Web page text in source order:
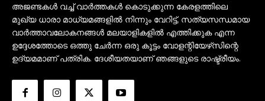
അജണ്ടകൾ വച്ച് വാർത്തകൾ കൊടുക്കുന്ന കേരളത്തിലെ
മുഖ്യ ധാരാ മാധ്യമങ്ങളിൽ നിന്നും വേറിട്ട്, സത്യസന്ധമായ
വാർത്താവലോകനങ്ങൾ മലയാളികളിൽ എത്തിക്കുക എന്ന
ഉദ്ദേശത്തോടെ ഒത്തു ചേർന്ന ഒരു കൂട്ടം വോളന്റിയേഴ്‌സിന്റെ
ഉദ്യമമാണ് പത്രിക. ദേശീയതയാണ് ഞങ്ങളുടെ രാഷ്ട്രീയം.